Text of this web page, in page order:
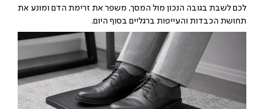
לכם לשבת בגובה הנכון מול המסך, משפר את זרימת הדם ומונע את
תחושת הכבדות והעייפות ברגליים בסוף היום.